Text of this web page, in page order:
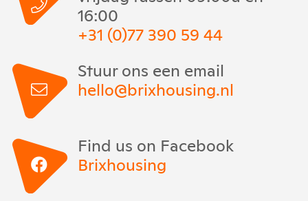
16:00
+31 (0)77 390 59 44
Stuur ons een email
hello@brixhousing.nl
Find us on Facebook
Brixhousing